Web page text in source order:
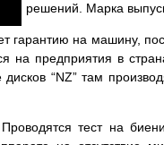
решений. Марка
гарантию на машину,
на предприятия в
“NZ” там
тест на